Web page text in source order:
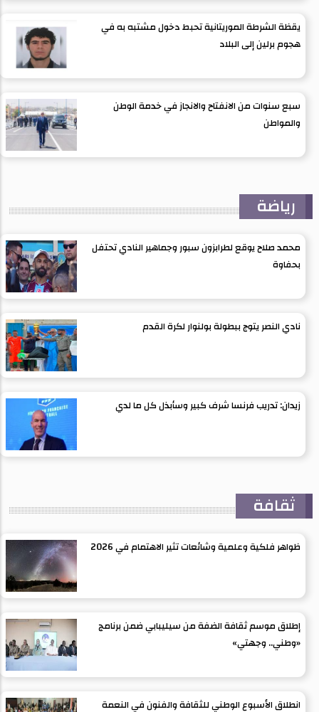
يقظة الشرطة الموريتانية تحبط دخول مشتبه به في
هجوم برلين إلى البلاد
سبع سنوات من الانفتاح والانجاز في خدمة الوطن
والمواطن
رياضة
محمد صلاح يوقع لطرابزون سبور وجماهير النادي تحتفل
بحفاوة
نادي النصر يتوج ببطولة بولنوار لكرة القدم
زيدان: تدريب فرنسا شرف كبير وسأبذل كل ما لدي
ثقافة
ظواهر فلكية وعلمية وشائعات تثير الاهتمام في 2026
إطلاق موسم ثقافة الضفة من سيليبابي ضمن برنامج
«وطني.. وجهتي»
انطلاق الأسبوع الوطني للثقافة والفنون في النعمة